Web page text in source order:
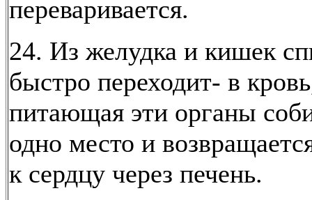
переваривается.
24. Из желудка и кишек
быстро переходит- в
питающая эти органы
одно место и
к сердцу через печень.